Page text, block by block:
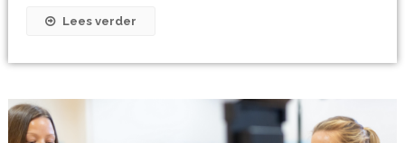
Lees verder